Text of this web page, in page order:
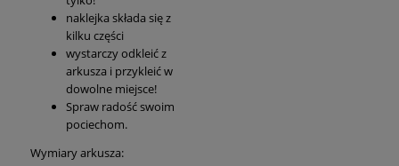
naklejka składa się z
kilku części
wystarczy odkleić z
arkusza i przykleić w
dowolne miejsce!
Spraw radość swoim
pociechom.
Wymiary arkusza: